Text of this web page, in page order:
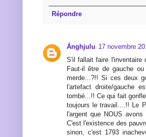
Répondre
Ánghjulu 17 novembre
S'il fallait faire l'inventaire
Faut-il être de gauche
merde...?!! Si ces deux
l'artefact droite/gauche
tombé...!! Ce qui fait
toujours le travail....!! Le
l'argent que NOUS
C'est l'existence des
sinon, c'est 1793